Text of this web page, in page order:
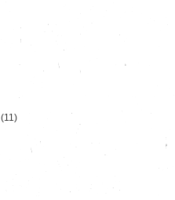
(11)